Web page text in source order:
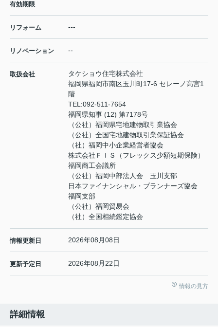
有効期限
リフォーム ---
リノベーション --
取扱会社
タケショウ住宅株式会社
福岡県福岡市南区玉川町17-6 セレーノ高宮1
階
TEL:092-511-7654
福岡県知事 (12) 第7178号
（公社）福岡県宅地建物取引業協会
（公社）全国宅地建物取引業保証協会
（社）福岡中小企業経営者協会
株式会社ＦＩＳ（フレックス少額短期保険）
福岡商工会議所
（公社）福岡中部法人会 玉川支部
日本ファイナンシャル・プランナーズ協会
福岡支部
（公社）福岡貿易会
（社）全国相続鑑定協会
情報更新日 2026年08月08日
更新予定日 2026年08月22日
情報の見方
詳細情報